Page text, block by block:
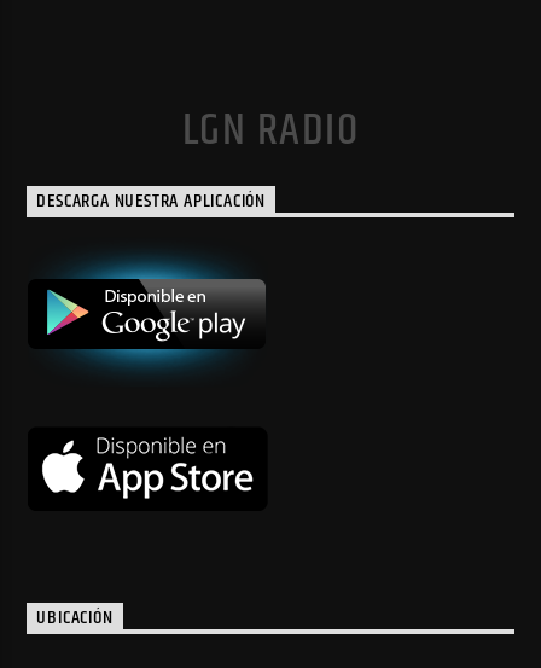
LGN RADIO
DESCARGA NUESTRA APLICACIÓN
UBICACIÓN